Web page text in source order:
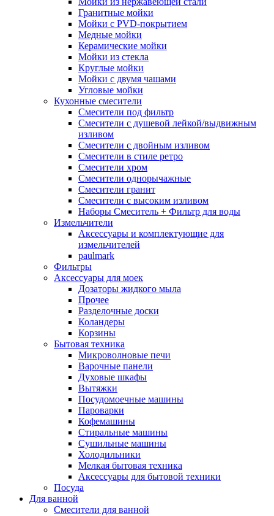
Гранитные мойки
Мойки с PVD-покрытием
Медные мойки
Керамические мойки
Мойки из стекла
Круглые мойки
Мойки с двумя чашами
Угловые мойки
Кухонные смесители
Смесители под фильтр
Смесители с душевой лейкой/выдвижным
изливом
Смесители с двойным изливом
Смесители в стиле ретро
Смесители хром
Смесители однорычажные
Смесители гранит
Смесители с высоким изливом
Наборы Смеситель + Фильтр для воды
Измельчители
Аксессуары и комплектующие для
измельчителей
paulmark
Фильтры
Аксессуары для моек
Дозаторы жидкого мыла
Прочее
Разделочные доски
Коландеры
Корзины
Бытовая техника
Микроволновые печи
Варочные панели
Духовые шкафы
Вытяжки
Посудомоечные машины
Пароварки
Кофемашины
Стиральные машины
Сушильные машины
Холодильники
Мелкая бытовая техника
Аксессуары для бытовой техники
Посуда
Для ванной
Смесители для ванной